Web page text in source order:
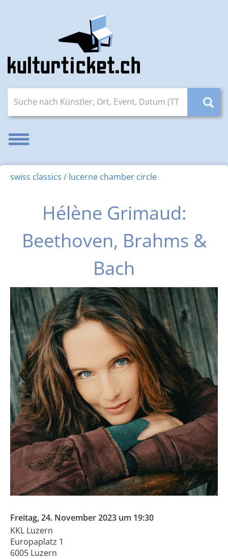
Navigation aktivieren/deaktivieren
swiss classics / lucerne chamber circle
Hélène Grimaud:
Beethoven, Brahms &
Bach
Freitag, 24. November 2023 um 19:30
KKL Luzern
Europaplatz 1
6005 Luzern